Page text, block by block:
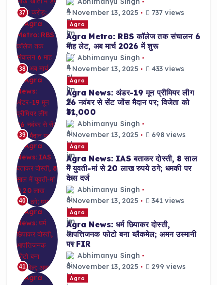
37
November 13, 2025
737 views
38
Agra
Agra Metro: RBS कॉलेज तक संचालन 6
माह लेट, अब मार्च 2026 में शुरू
Abhimanyu Singh
November 13, 2025
433 views
39
Agra
Agra News: अंडर-19 मून प्रीमियर लीग
26 नवंबर से सेंट जोंस मैदान पर; विजेता को
₹31,000
Abhimanyu Singh
November 13, 2025
698 views
40
Agra
Agra News: IAS बताकर दोस्ती, 8 साल
में युवती-मां से 20 लाख रुपये ठगे; धमकी पर
केस दर्ज
Abhimanyu Singh
November 13, 2025
341 views
41
Agra
Agra News: धर्म छिपाकर दोस्ती,
आपत्तिजनक फोटो बना ब्लैकमेल; अमन उस्मानी
पर FIR
Abhimanyu Singh
November 13, 2025
299 views
Agra